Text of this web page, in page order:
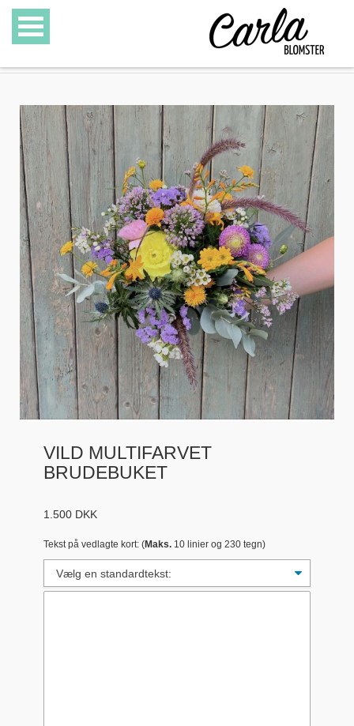
SPECIALITETER
GAVEKURVE
GAVEKORT
GALLERI
OM CARLA BLOMSTER
VILD MULTIFARVET
BRUDEBUKET
1.500 DKK
Tekst på vedlagte kort: (Maks. 10 linier og 230 tegn)